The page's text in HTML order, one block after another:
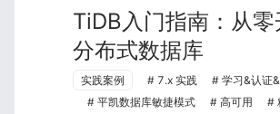
TiDB入门指南：从
分布式数据库
实践案例 7.x 实践
学习&认证
平凯数据库敏捷模式
高可用